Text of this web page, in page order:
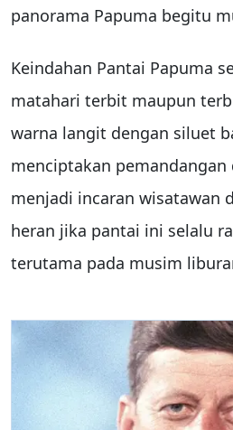
panorama Papuma begitu
Keindahan Pantai Papuma
matahari terbit maupun
warna langit dengan siluet
menciptakan
menjadi incaran wisatawan
heran jika pantai ini selalu
terutama pada musim